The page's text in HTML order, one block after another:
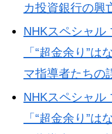
カ投資銀行の興
NHKスペシャル
「“超金余り”
マ指導者たちの
NHKスペシャル
「“超金余り”